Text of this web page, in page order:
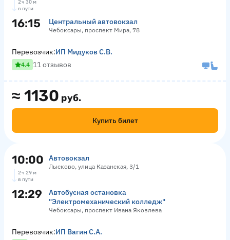
2 ч 30 м
в пути
16:15 Центральный автовокзал
Чебоксары, проспект Мира, 78
≈ 1130 руб.
Купить билет
Перевозчик:ИП Мидуков С.В.
4.4 11 отзывов
10:00 Автовокзал
Лысково, улица Казанская, 3/1
2 ч 29 м
в пути
12:29
Автобусная остановка
"Электромеханический колледж"
Чебоксары, проспект Ивана Яковлева
Перевозчик:ИП Вагин С.А.